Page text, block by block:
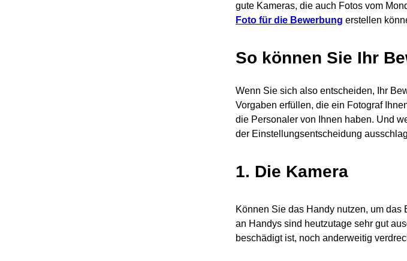
gute Kameras, die auch Fotos vom
Foto für die Bewerbung erstellen
So können Sie Ihr
Wenn Sie sich also entscheiden, Ihr
Vorgaben erfüllen, die ein Fotograf
die Personaler von Ihnen haben. Und
der Einstellungsentscheidung
1. Die Kamera
Können Sie das Handy nutzen, um
an Handys sind heutzutage sehr gut
beschädigt ist, noch anderweitig